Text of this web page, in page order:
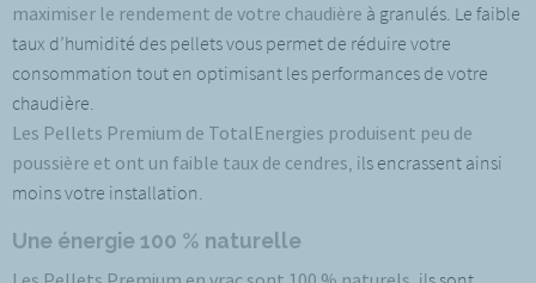
maximiser le rendement de votre chaudière à granulés. Le faible
taux d’humidité des pellets vous permet de réduire votre
consommation tout en optimisant les performances de votre
chaudière.
Les Pellets Premium de TotalEnergies produisent peu de
poussière et ont un faible taux de cendres, ils encrassent ainsi
moins votre installation.
Une énergie 100 % naturelle